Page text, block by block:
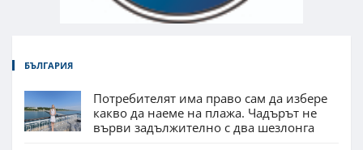
БЪЛГАРИЯ
Потребителят има право сам да избере
какво да наеме на плажа. Чадърът не
върви задължително с два шезлонга